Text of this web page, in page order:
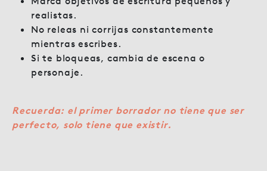
realistas.
No releas ni corrijas constantemente
mientras escribes.
Si te bloqueas, cambia de escena o
personaje.
Recuerda: el primer borrador no tiene que ser
perfecto, solo tiene que existir.